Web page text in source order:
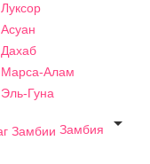
Луксор
Асуан
Дахаб
Марса-Алам
Эль-Гуна
Замбия
